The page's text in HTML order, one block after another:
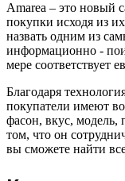
Amarea – это новый
покупки исходя из
назвать одним из
информационно -
мере соответствует
Благодаря
покупатели имеют
фасон, вкус, модель,
том, что он
вы сможете найти